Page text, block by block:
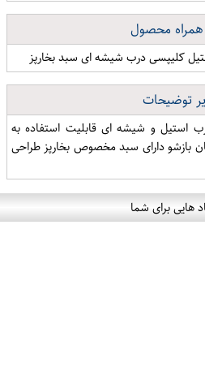
همراه محصول
توضیحات
لیتر دارای درب استیل و شیشه ای قابلیت استفاده به
بازشو دارای سبد مخصوص بخارپز طراحی
هایی برای شما